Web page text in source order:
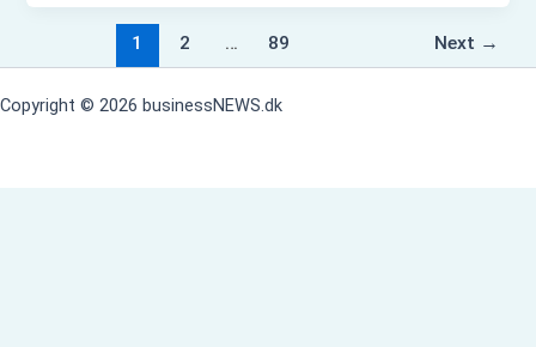
1 2 … 89 Next →
Copyright © 2026 businessNEWS.dk